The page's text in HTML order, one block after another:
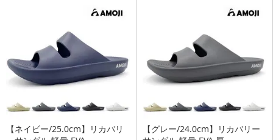
【ネイビー/25.0cm】リカバリ
【グレー/24.0cm】リカバリー